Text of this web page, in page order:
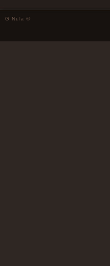
G Nula ©